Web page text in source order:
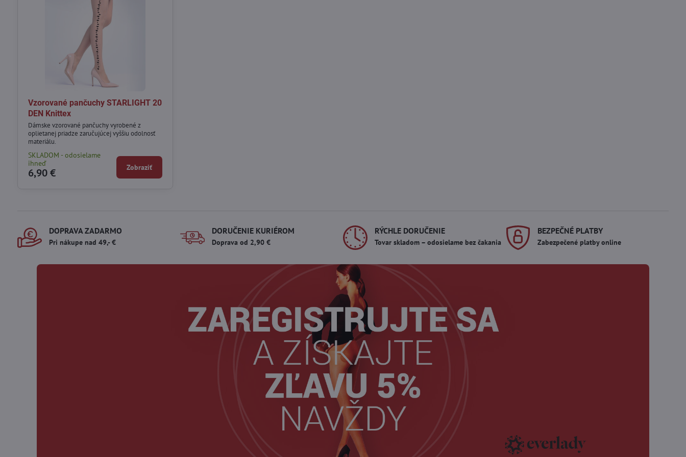
Vzorované pančuchy STARLIGHT 20
DEN Knittex
Dámske vzorované pančuchy vyrobené z
oplietanej priadze zaručujúcej vyššiu odolnosť
materiálu.
SKLADOM - odosielame
ihneď
6,90 € Zobraziť
DOPRAVA ZADARMO
Pri nákupe nad 49,- €
DORUČENIE KURIÉROM
Doprava od 2,90 €
RÝCHLE DORUČENIE
Tovar skladom – odosielame bez čakania
BEZPEČNÉ PLATBY
Zabezpečené platby online